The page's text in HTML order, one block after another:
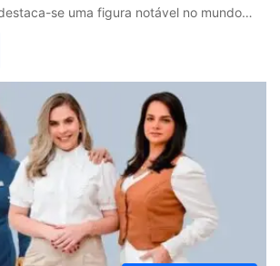
se uma figura notável no mundo…